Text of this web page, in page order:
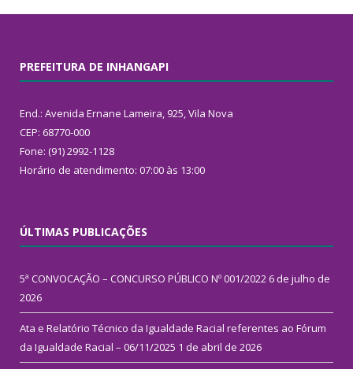
PREFEITURA DE INHANGAPI
End.: Avenida Ernane Lameira, 925, Vila Nova
CEP: 68770-000
Fone: (91) 2992-1128
Horário de atendimento: 07:00 às 13:00
ÚLTIMAS PUBLICAÇÕES
5ª CONVOCAÇÃO – CONCURSO PÚBLICO Nº 001/2022 6 de julho de
2026
Ata e Relatório Técnico da Igualdade Racial referentes ao Fórum
da Igualdade Racial – 06/11/2025 1 de abril de 2026